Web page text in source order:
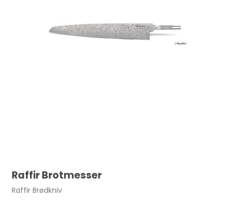
Raffir Brotmesser
Raffir Brødkniv